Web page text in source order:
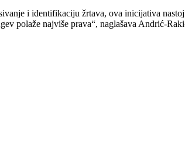
i identifikaciju žrtava, ova inicijativa
polaže najviše prava“, naglašava Andrić-